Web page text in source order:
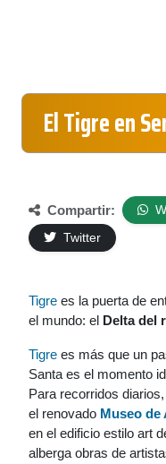
El Tigre en
Compartir:
Twitter
Tigre es la puerta de
el mundo: el Delta del
Tigre es más que un
Santa es el momento
Para recorridos
el renovado Museo de
en el edificio estilo art
alberga obras de